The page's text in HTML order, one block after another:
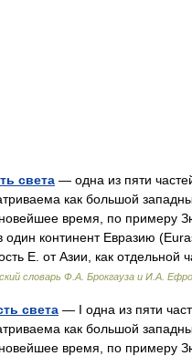
света — одна из пяти
как большой
время, по примеру
один континент Евразию
Е. от Азии, как отдельной
словарь Ф.А. Брокгауза и И.А.
света — I одна из пяти
как большой
время, по примеру